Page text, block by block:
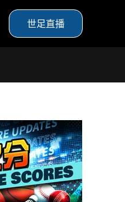
世足直播